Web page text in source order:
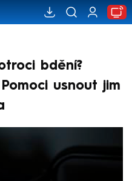
bdění?
usnout jim